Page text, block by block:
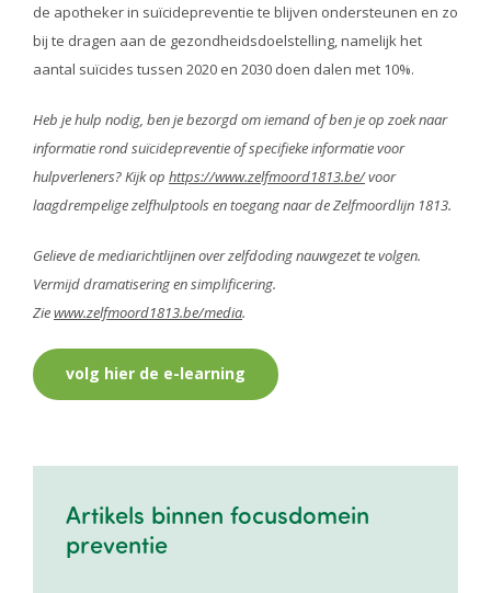
de apotheker in suïcidepreventie te blijven ondersteunen en zo
bij te dragen aan de gezondheidsdoelstelling, namelijk het
aantal suïcides tussen 2020 en 2030 doen dalen met 10%.
Heb je hulp nodig, ben je bezorgd om iemand of ben je op zoek naar
informatie rond suïcidepreventie of specifieke informatie voor
hulpverleners? Kijk op https://www.zelfmoord1813.be/voor
laagdrempelige zelfhulptools en toegang naar de Zelfmoordlijn 1813.
Gelieve de mediarichtlijnen over zelfdoding nauwgezet te volgen.
Vermijd dramatisering en simplificering.
Ziewww.zelfmoord1813.be/media.
volg hier de e-learning
Artikels binnen focusdomein
preventie